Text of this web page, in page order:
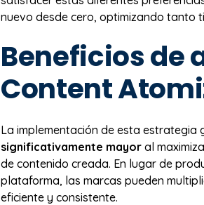
nuevo desde cero, optimizando tanto
Beneficios de
Content
La implementación de esta estrategia
significativamente mayor al
de contenido creada. En lugar de
plataforma, las marcas pueden
eficiente y consistente.